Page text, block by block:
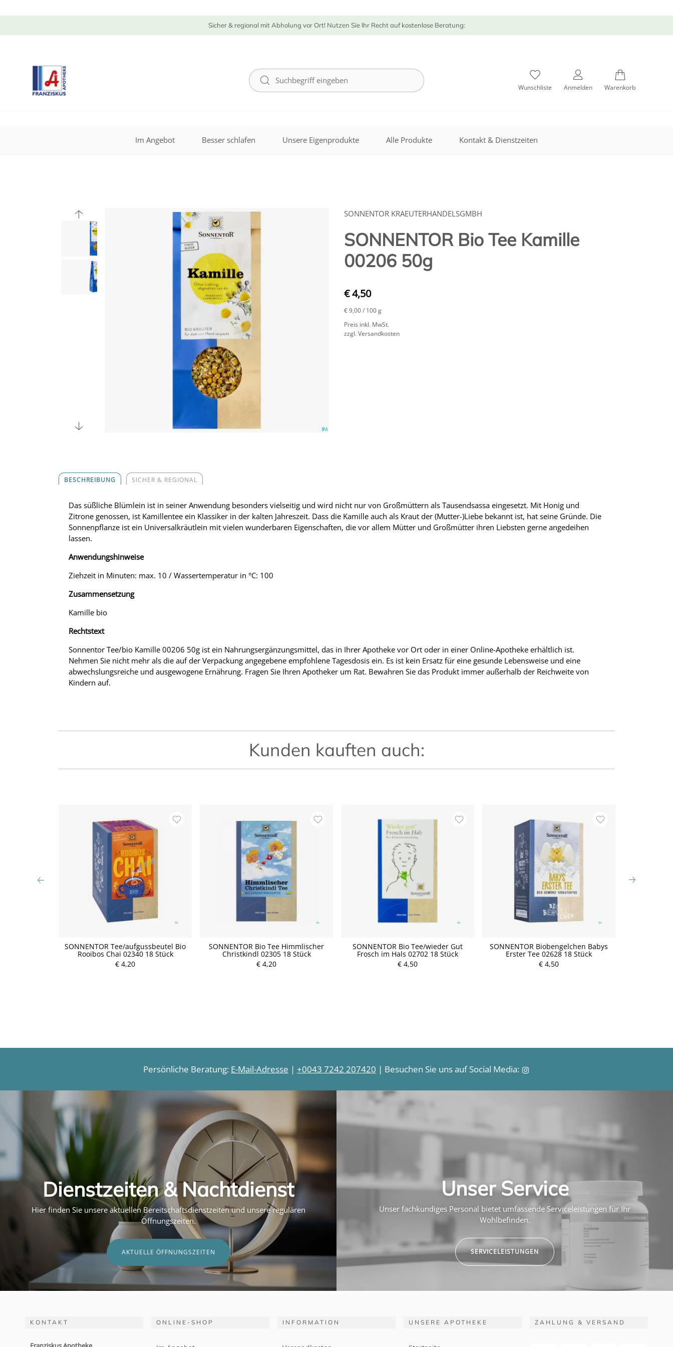
Sicher & regional mit Abholung vor Ort! Nutzen Sie Ihr Recht auf kostenlose Beratung:
Wunschliste Anmelden Warenkorb
Im Angebot Besser schlafen Unsere Eigenprodukte Alle Produkte Kontakt & Dienstzeiten
SONNENTOR KRAEUTERHANDELSGMBH
SONNENTOR Bio Tee Kamille
00206 50g
€ 4,50
€ 9,00/ 100 g
Preis inkl. MwSt.
zzgl. Versandkosten
BESCHREIBUNG SICHER & REGIONAL
Das süßliche Blümlein ist in seiner Anwendung besonders vielseitig und wird nicht nur von Großmüttern als Tausendsassa eingesetzt. Mit Honig und
Zitrone genossen, ist Kamillentee ein Klassiker in der kalten Jahreszeit. Dass die Kamille auch als Kraut der (Mutter-)Liebe bekannt ist, hat seine Gründe. Die
Sonnenpflanze ist ein Universalkräutlein mit vielen wunderbaren Eigenschaften, die vor allem Mütter und Großmütter ihren Liebsten gerne angedeihen
lassen.
Anwendungshinweise
Ziehzeit in Minuten: max. 10 / Wassertemperatur in °C: 100
Zusammensetzung
Kamille bio
Rechtstext
Sonnentor Tee/bio Kamille 00206 50g ist ein Nahrungsergänzungsmittel, das in Ihrer Apotheke vor Ort oder in einer Online-Apotheke erhältlich ist.
Nehmen Sie nicht mehr als die auf der Verpackung angegebene empfohlene Tagesdosis ein. Es ist kein Ersatz für eine gesunde Lebensweise und eine
abwechslungsreiche und ausgewogene Ernährung. Fragen Sie Ihren Apotheker um Rat. Bewahren Sie das Produkt immer außerhalb der Reichweite von
Kindern auf.
Kunden kauften auch:
SONNENTOR Tee/aufgussbeutel Bio
Rooibos Chai 02340 18 Stück
€ 4,20
SONNENTOR Bio Tee Himmlischer
Christkindl 02305 18 Stück
€ 4,20
SONNENTOR Bio Tee/wieder Gut
Frosch im Hals 02702 18 Stück
€ 4,50
SONNENTOR Biobengelchen Babys
Erster Tee 02628 18 Stück
€ 4,50
P
r
P
r
P
r P
Persönliche Beratung: E-Mail-Adresse | +0043 7242 207420 | Besuchen Sie uns auf Social Media:
Dienstzeiten & Nachtdienst
Hier finden Sie unsere aktuellen Bereitschaftsdienstzeiten und unsere regulären
Öffnungszeiten.
AKTUELLE ÖFFNUNGSZEITEN
Unser Service
Unser fachkundiges Personal bietet umfassende Serviceleistungen für Ihr
Wohlbefinden.
SERVICELEISTUNGEN
KONTAKT ONLINE-SHOP INFORMATION UNSERE APOTHEKE ZAHLUNG & VERSAND